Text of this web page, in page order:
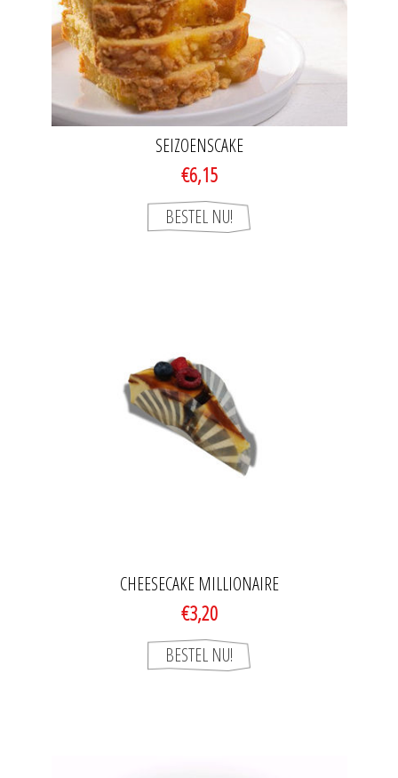
SEIZOENSCAKE
€6,15
CHEESECAKE MILLIONAIRE
€3,20